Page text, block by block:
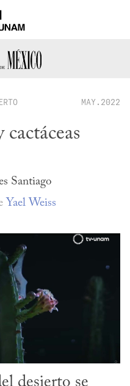
MAY.2022
cactáceas
Santiago
Yael Weiss
desierto se